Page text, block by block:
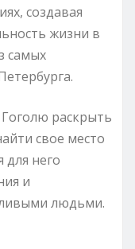
создавая
жизни в
самых
раскрыть
свое место
для него
и
людьми.